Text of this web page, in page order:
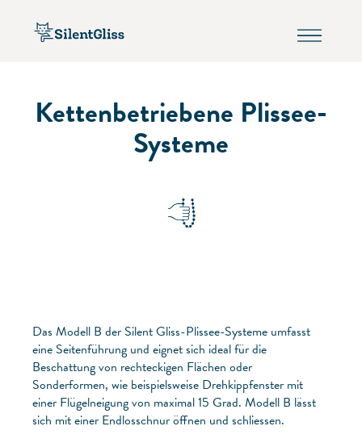
Kettenbetriebene Plissee-
Systeme
Das Modell B der Silent Gliss-Plissee-Systeme umfasst
eine Seitenführung und eignet sich ideal für die
Beschattung von rechteckigen Flächen oder
Sonderformen, wie beispielsweise Drehkippfenster mit
einer Flügelneigung von maximal 15 Grad. Modell B lässt
sich mit einer Endlosschnur öffnen und schliessen.